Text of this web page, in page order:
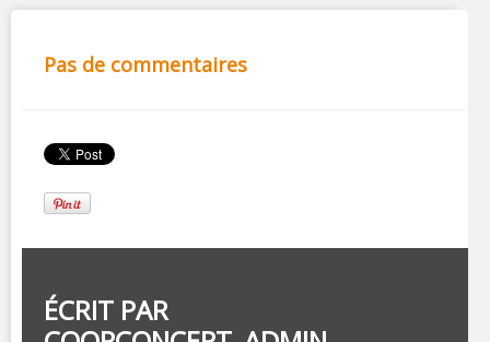
Pas de commentaires
ÉCRIT PAR